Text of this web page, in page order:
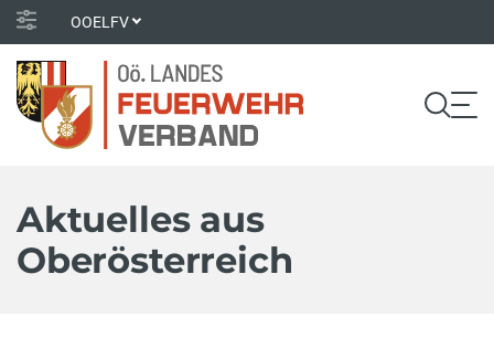
OOELFV
Aktuelles aus
Oberösterreich